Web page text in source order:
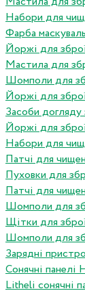
Набори для
Фарба
Йоржі для
Мастила для
Шомполи для
Йоржі для
Засоби
Йоржі для
Набори для
Патчі для
Пуховки для
Патчі для
Шомполи для
Щітки для
Шомполи для
Зарядні
Сонячні панелі
Litheli сонячні